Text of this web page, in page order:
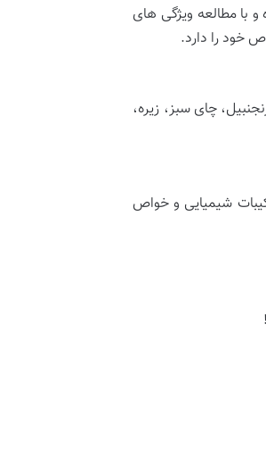
با مطالعه ویژگی های
خود را دارد.
چای سبز، زیره،
شیمیایی و خواص